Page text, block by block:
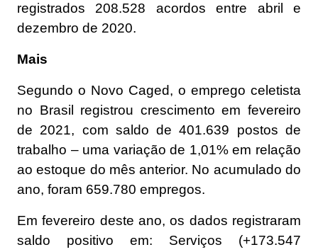
registrados 208.528 acordos entre abril e
dezembro de 2020.
Mais
Segundo o Novo Caged, o emprego celetista
no Brasil registrou crescimento em fevereiro
de 2021, com saldo de 401.639 postos de
trabalho – uma variação de 1,01% em relação
ao estoque do mês anterior. No acumulado do
ano, foram 659.780 empregos.
Em fevereiro deste ano, os dados registraram
saldo positivo em: Serviços (+173.547